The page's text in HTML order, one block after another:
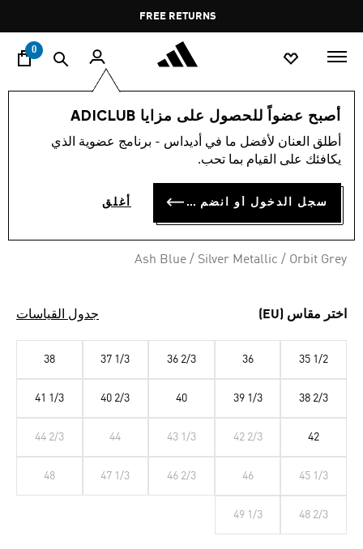
Pause
promotion
rotation
FREE RETURNS
0
أصبح عضواً للحصول على مزايا ADICLUB
أطلق العنان لأفضل ما في أديداس - برنامج عضوية الذي
يكافئك على القيام بما تحب.
سجل الدخول أو انضم الآن أغلق
النساء
حذاء HANDBALL SPEZIAL
BD 53.75
Ash Blue / Silver Metallic / Orbit Grey
اختر مقاس (EU) جدول القياسات
35 1/2
36
36 2/3
37 1/3
38
38 2/3
39 1/3
40
40 2/3
41 1/3
42
42 2/3
43 1/3
44
44 2/3
45 1/3
46
46 2/3
47 1/3
48
48 2/3
49 1/3